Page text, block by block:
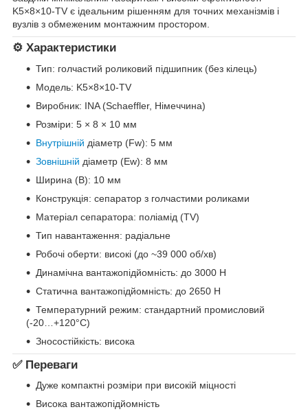
K5×8×10-TV є ідеальним рішенням для точних механізмів і
вузлів з обмеженим монтажним простором.
⚙️ Характеристики
Тип: голчастий роликовий підшипник (без кілець)
Модель: K5×8×10-TV
Виробник: INA (Schaeffler, Німеччина)
Розміри: 5 × 8 × 10 мм
Внутрішній діаметр (Fw): 5 мм
Зовнішній діаметр (Ew): 8 мм
Ширина (B): 10 мм
Конструкція: сепаратор з голчастими роликами
Матеріал сепаратора: поліамід (TV)
Тип навантаження: радіальне
Робочі оберти: високі (до ~39 000 об/хв)
Динамічна вантажопідйомність: до 3000 Н
Статична вантажопідйомність: до 2650 Н
Температурний режим: стандартний промисловий
(-20…+120°C)
Зносостійкість: висока
✅ Переваги
Дуже компактні розміри при високій міцності
Висока вантажопідйомність